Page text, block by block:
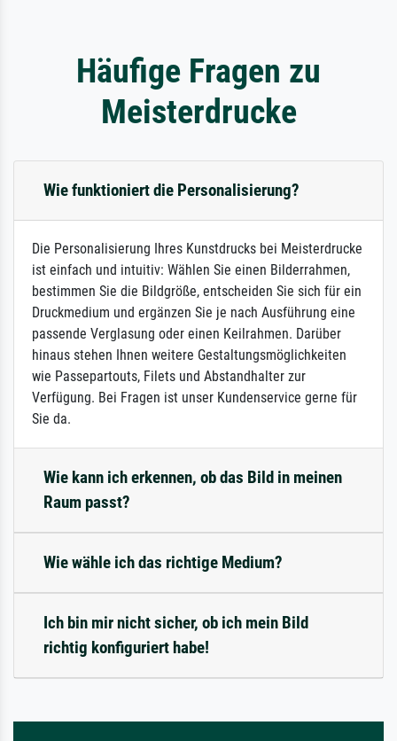
Häufige Fragen zu
Meisterdrucke
Wie funktioniert die Personalisierung?
Die Personalisierung Ihres Kunstdrucks bei Meisterdrucke
ist einfach und intuitiv: Wählen Sie einen Bilderrahmen,
bestimmen Sie die Bildgröße, entscheiden Sie sich für ein
Druckmedium und ergänzen Sie je nach Ausführung eine
passende Verglasung oder einen Keilrahmen. Darüber
hinaus stehen Ihnen weitere Gestaltungsmöglichkeiten
wie Passepartouts, Filets und Abstandhalter zur
Verfügung. Bei Fragen ist unser Kundenservice gerne für
Sie da.
Wie kann ich erkennen, ob das Bild in meinen
Raum passt?
Wie wähle ich das richtige Medium?
Ich bin mir nicht sicher, ob ich mein Bild
richtig konfiguriert habe!